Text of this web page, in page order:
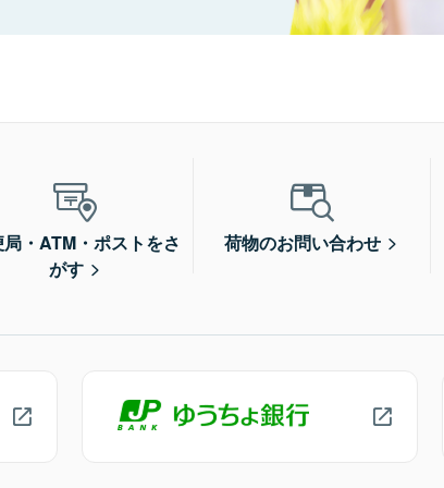
・ATM・ポストをさ
がす
荷物のお問い合わせ